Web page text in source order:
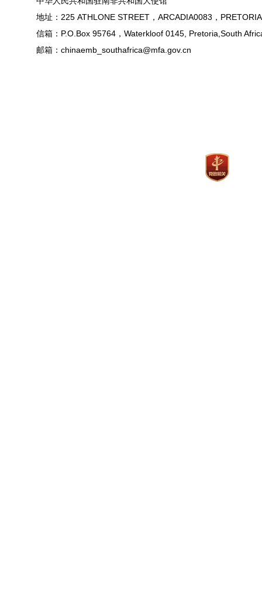
地址：225 ATHLONE STREET，ARCADIA0083，
信箱：P.O.Box 95764，Waterkloof 0145, Pretoria,South
邮箱：chinaemb_southafrica@mfa.gov.cn